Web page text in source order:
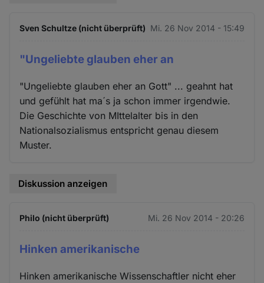
Sven Schultze (nicht überprüft) Mi. 26 Nov 2014 - 15:49
"Ungeliebte glauben eher an
"Ungeliebte glauben eher an Gott" ... geahnt hat
und gefühlt hat ma´s ja schon immer irgendwie.
Die Geschichte von MIttelalter bis in den
Nationalsozialismus entspricht genau diesem
Muster.
Diskussion anzeigen
Philo (nicht überprüft) Mi. 26 Nov 2014 - 20:26
Hinken amerikanische
Hinken amerikanische Wissenschaftler nicht eher